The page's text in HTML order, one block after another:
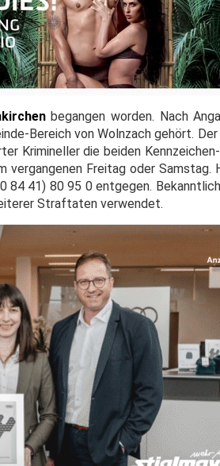
begangen worden. Nach
Bereich von Wolnzach gehört.
Krimineller die beiden
Freitag oder Samstag.
41) 80 95 0 entgegen.
Straftaten verwendet.